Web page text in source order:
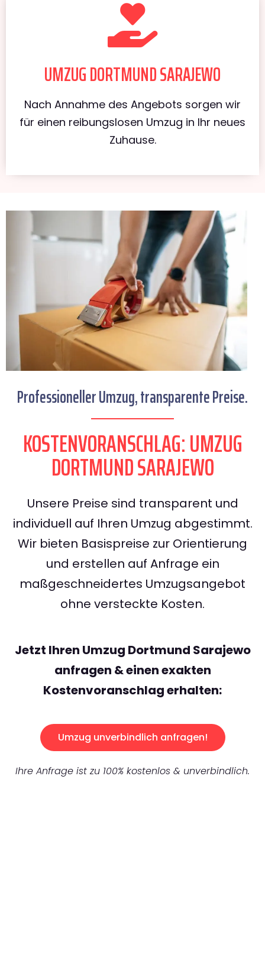
UMZUG DORTMUND SARAJEWO
Nach Annahme des Angebots sorgen wir
für einen reibungslosen Umzug in Ihr neues
Zuhause.
Professioneller Umzug, transparente Preise.
KOSTENVORANSCHLAG: UMZUG
DORTMUND SARAJEWO
Unsere Preise sind transparent und
individuell auf Ihren Umzug abgestimmt.
Wir bieten Basispreise zur Orientierung
und erstellen auf Anfrage ein
maßgeschneidertes Umzugsangebot
ohne versteckte Kosten.
Jetzt Ihren Umzug Dortmund Sarajewo
anfragen & einen exakten
Kostenvoranschlag erhalten:
Umzug unverbindlich anfragen!
Ihre Anfrage ist zu 100% kostenlos & unverbindlich.